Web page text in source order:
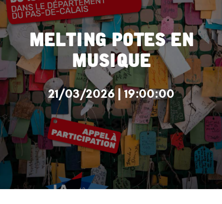
Melting Potes en
musique
21/03/2026 | 19:00:00